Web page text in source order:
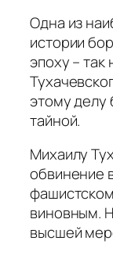
Одна из
истории
эпоху –
этому делу
тайной.
Михаилу
обвинение
виновным.
высшей